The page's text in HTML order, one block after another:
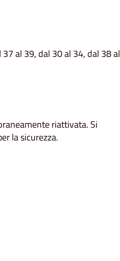
al 39, dal 30 al 34, dal 38 al
riattivata. Si
la sicurezza.